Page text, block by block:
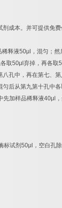
成本。并可提供免费
稀释液50μl
，混匀；
取50μl 弃掉，再各取
八孔中，再在第七、
匀后从第九第十孔中各
先加样品稀释液40μl
标试剂 50μl
，空白孔除